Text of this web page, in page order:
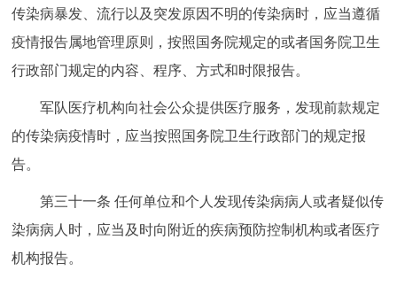
传染病暴发、流行以及突发原因不明的传染病时，应当遵循
疫情报告属地管理原则，按照国务院规定的或者国务院卫生
行政部门规定的内容、程序、方式和时限报告。
军队医疗机构向社会公众提供医疗服务，发现前款规定
的传染病疫情时，应当按照国务院卫生行政部门的规定报
告。
第三十一条 任何单位和个人发现传染病病人或者疑似传
染病病人时，应当及时向附近的疾病预防控制机构或者医疗
机构报告。